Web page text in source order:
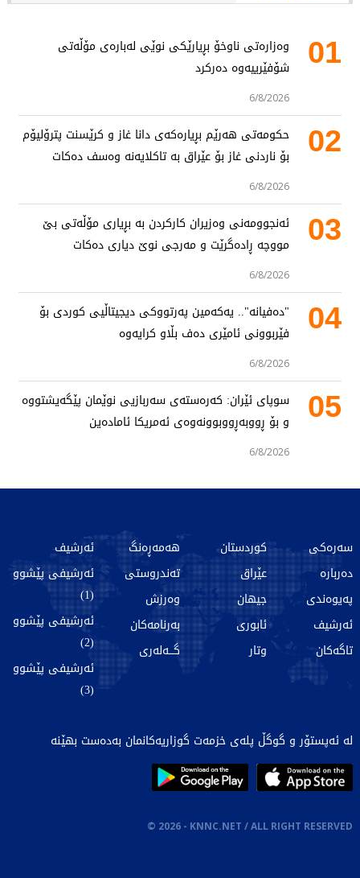
01
وەزارەتی ناوخۆ بڕیارێکی نوێی لەبارەی مۆڵەتی
شۆفێرییەوە دەرکرد
6/8/2026
02
حکومەتی هەرێم بڕیارەکەی دانا غاز و کرێسنت پترۆلیۆم
بۆ ناردنی غاز بۆ عێراق بە تاکلایەنە وەسف دەکات
6/8/2026
03
ئەنجوومەنی وەزیران کارکردن بە بڕیاری مۆڵەتی بێ
مووچە ڕادەگرێت و مەرجی نوێ دیاری دەکات
6/8/2026
04
"دەفیانە".. یەکەمین پەرتووکی دیجیتاڵیی کوردی بۆ
فێربوونی ئامێری دەف بڵاو کرایەوە
6/8/2026
05
سوپای ئێران: کەرەستەی سەربازیی نوێمان پێگەیشتووە
و بۆ ڕووبەڕووبوونەوەی ئەمریکا ئامادەین
6/8/2026
سەرەکی
دەربارە
پەیوەندی
ئەرشیف
تاگەکان
کوردستان
عێراق
جیهان
ئابوری
وتار
هەمەڕەنگ
تەندروستی
وەرزش
بەرنامەکان
گـــەلەری
ئەرشیف
ئەرشیفی پێشوو
(1)
ئەرشیفی پێشوو
(2)
ئەرشیفی پێشوو
(3)
لە ئەپستۆر و گوگڵ پلەی خزمەت گوزاریەکانمان بەدەست بهێنە
© 2026 - KNNC.NET / ALL RIGHT RESERVED